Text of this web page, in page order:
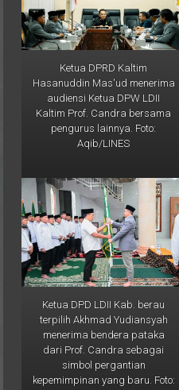
Ketua DPRD Kaltim
Hasanuddin Mas'ud menerima
audiensi Ketua DPW LDII
Kaltim Prof. Candra bersama
pengurus lainnya. Foto:
Aqib/LINES
Ketua DPD LDII Kab. berau
terpilih Akhmad Yudiansyah
menerima bendera pataka
dari Prof. Candra sebagai
simbol pergantian
kepemimpinan yang baru. Foto:
LINES